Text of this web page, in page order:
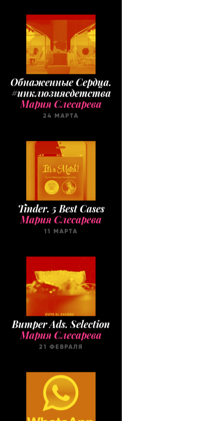
Обнаженные Cердца.
#инклюзиясдетства
Мария Слесарева
24 МАРТА
Tinder. 5 Best Cases
Мария Слесарева
11 МАРТА
Bumper Ads. Selection
Мария Слесарева
21 ФЕВРАЛЯ